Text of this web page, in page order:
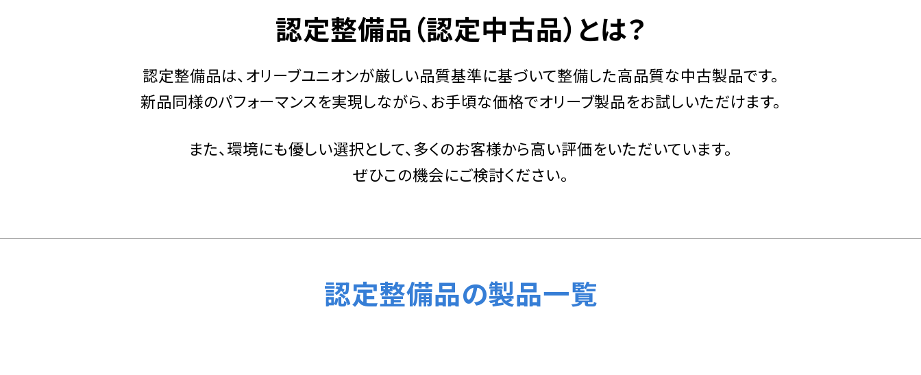
認定整備品（認定中古品）とは？
認定整備品は、オリーブユニオンが厳しい品質基準に基づいて整備した高品質な中古製品です。
新品同様のパフォーマンスを実現しながら、お手頃な価格でオリーブ製品をお試しいただけます。
また、環境にも優しい選択として、多くのお客様から高い評価をいただいています。
ぜひこの機会にご検討ください。
認定整備品の製品一覧